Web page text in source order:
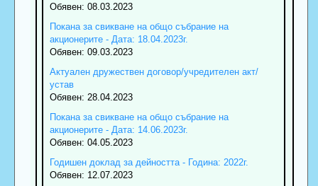
Обявен: 08.03.2023
Покана за свикване на общо събрание на
акционерите - Дата: 18.04.2023г.
Обявен: 09.03.2023
Актуален дружествен договор/учредителен акт/
устав
Обявен: 28.04.2023
Покана за свикване на общо събрание на
акционерите - Дата: 14.06.2023г.
Обявен: 04.05.2023
Годишен доклад за дейността - Година: 2022г.
Обявен: 12.07.2023